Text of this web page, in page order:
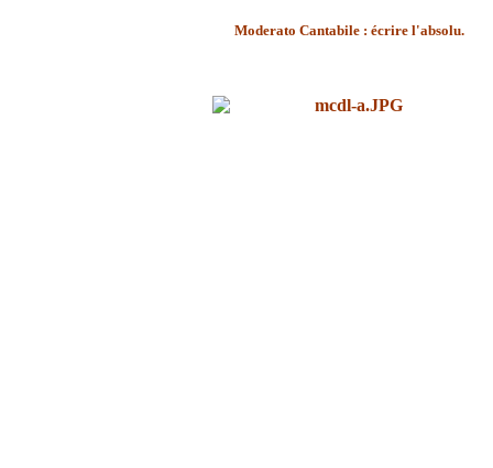
Moderato Cantabile : écrire l'absolu.